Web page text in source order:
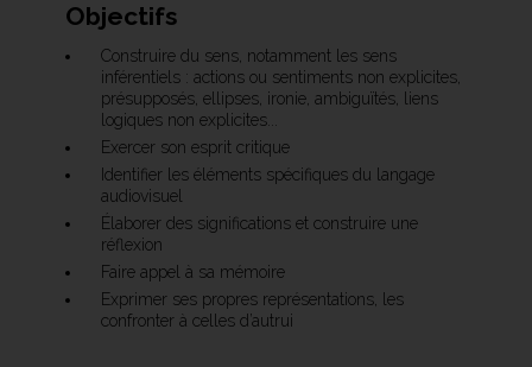
Objectifs
Construire du sens, notamment les sens
inférentiels : actions ou sentiments non explicites,
présupposés, ellipses, ironie, ambiguïtés, liens
logiques non explicites...
Exercer son esprit critique
Identifier les éléments spécifiques du langage
audiovisuel
Élaborer des significations et construire une
réflexion
Faire appel à sa mémoire
Exprimer ses propres représentations, les
confronter à celles d’autrui